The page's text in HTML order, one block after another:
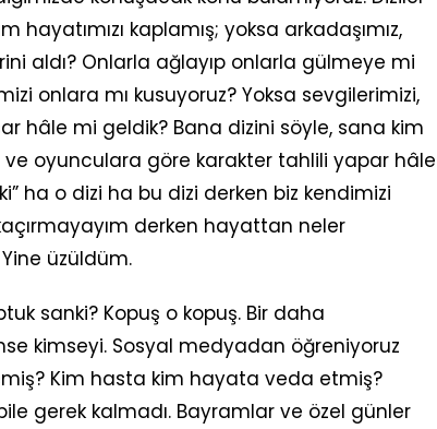
kaplamış; yoksa arkadaşımız,
aldı? Onlarla ağlayıp onlarla gülmeye mi
onlara mı kusuyoruz? Yoksa sevgilerimizi,
hâle mi geldik? Bana dizini söyle, sana kim
ve oyunculara göre karakter tahlili yapar hâle
ha o dizi ha bu dizi derken biz kendimizi
derken hayattan neler
Yine üzüldüm.
sanki? Kopuş o kopuş. Bir daha
kimseyi. Sosyal medyadan öğreniyoruz
Kim hasta kim hayata veda etmiş?
gerek kalmadı. Bayramlar ve özel günler